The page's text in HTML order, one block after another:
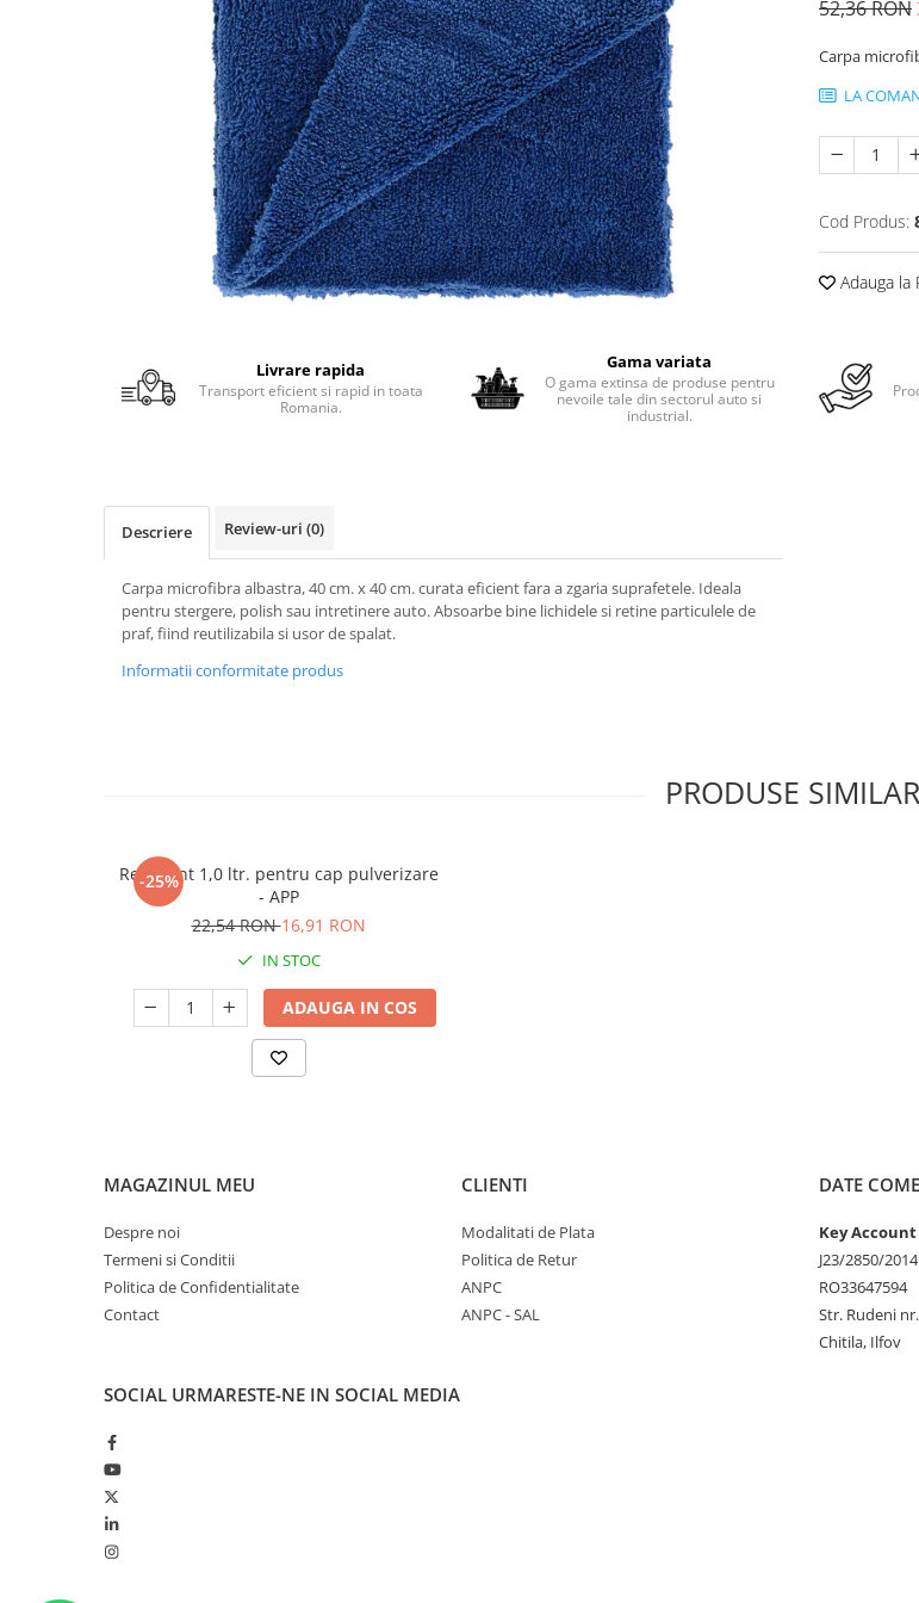
52,36 RON
Carpa
LA
Cod Produs:
Adauga la
Livrare rapida
Transport eficient si rapid in toata
Romania.
Gama variata
O gama extinsa de produse pentru
nevoile tale din sectorul auto si
industrial.
Descriere Review-uri (0)
Carpa microfibra albastra, 40 cm. x 40 cm. curata eficient fara a zgaria suprafetele. Ideala
pentru stergere, polish sau intretinere auto. Absoarbe bine lichidele si retine particulele de
praf, fiind reutilizabila si usor de spalat.
Informatii conformitate produs
PRODUSE
-25%
Recipient 1,0 ltr. pentru cap pulverizare
- APP
22,54 RON16,91 RON
IN STOC
ADAUGA IN COS
MAGAZINUL MEU
Despre noi
Termeni si Conditii
Politica de Confidentialitate
Contact
CLIENTI
Modalitati de Plata
Politica de Retur
ANPC
ANPC - SAL
DATE
Key Account
J23/2850/2014
RO33647594
Str. Rudeni
Chitila, Ilfov
SOCIAL URMARESTE-NE IN SOCIAL MEDIA